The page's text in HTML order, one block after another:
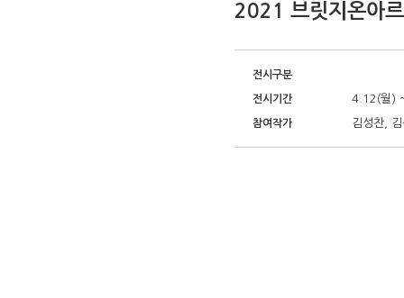
2021 브릿지온아
전시구분
전시기간 4.12(월)
참여작가 김성찬,